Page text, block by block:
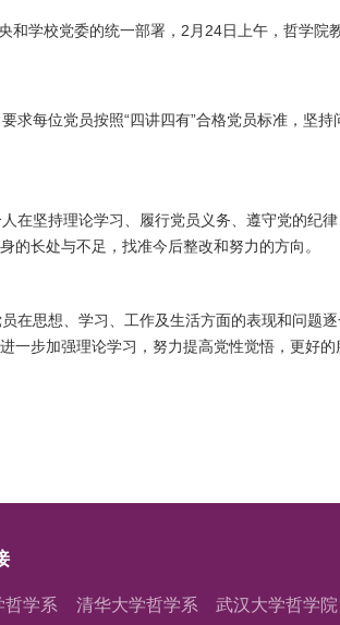
学校党委的统一部署，2月24日上午，哲学院
每位党员按照“四讲四有”合格党员标准，坚持
在坚持理论学习、履行党员义务、遵守党的纪
长处与不足，找准今后整改和努力的方向。
在思想、学习、工作及生活方面的表现和问题
步加强理论学习，努力提高党性觉悟，更好的
哲学系 清华大学哲学系 武汉大学哲学院